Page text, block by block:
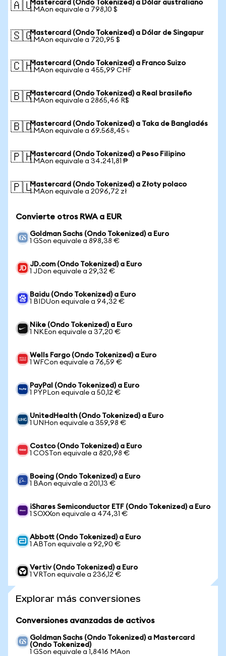
🇦🇺Mastercard (Ondo Tokenized) a Dólar australiano
1 MAon equivale a 798,10 $
🇸🇬Mastercard (Ondo Tokenized) a Dólar de Singapur
1 MAon equivale a 720,95 $
🇨🇭Mastercard (Ondo Tokenized) a Franco Suizo
1 MAon equivale a 455,99 CHF
🇧🇷Mastercard (Ondo Tokenized) a Real brasileño
1 MAon equivale a 2865,46 R$
🇧🇩Mastercard (Ondo Tokenized) a Taka de Bangladés
1 MAon equivale a 69.568,45 ৳
🇵🇭Mastercard (Ondo Tokenized) a Peso Filipino
1 MAon equivale a 34.241,81 ₱
🇵🇱Mastercard (Ondo Tokenized) a Złoty polaco
1 MAon equivale a 2096,72 zł
Convierte otros RWA a EUR
Goldman Sachs (Ondo Tokenized) a Euro
1 GSon equivale a 898,38 €
JD.com (Ondo Tokenized) a Euro
1 JDon equivale a 29,32 €
Baidu (Ondo Tokenized) a Euro
1 BIDUon equivale a 94,32 €
Nike (Ondo Tokenized) a Euro
1 NKEon equivale a 37,20 €
Wells Fargo (Ondo Tokenized) a Euro
1 WFCon equivale a 76,59 €
PayPal (Ondo Tokenized) a Euro
1 PYPLon equivale a 50,12 €
UnitedHealth (Ondo Tokenized) a Euro
1 UNHon equivale a 359,98 €
Costco (Ondo Tokenized) a Euro
1 COSTon equivale a 820,98 €
Boeing (Ondo Tokenized) a Euro
1 BAon equivale a 201,13 €
iShares Semiconductor ETF (Ondo Tokenized) a Euro
1 SOXXon equivale a 474,31 €
Abbott (Ondo Tokenized) a Euro
1 ABTon equivale a 92,90 €
Vertiv (Ondo Tokenized) a Euro
1 VRTon equivale a 236,12 €
Explorar más conversiones
Conversiones avanzadas de activos
Goldman Sachs (Ondo Tokenized) a Mastercard
(Ondo Tokenized)
1 GSon equivale a 1,8416 MAon